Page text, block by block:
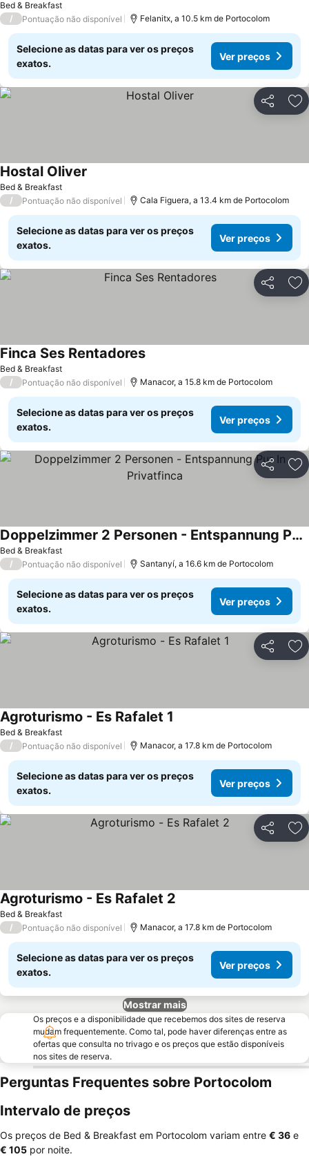
Bed & Breakfast
/ Pontuação não disponível Felanitx, a 10.5 km de Portocolom
Selecione as datas para ver os preços
exatos.
Ver preços
Partilhar
Bed & Breakfast
Hostal Oliver
/ Pontuação não disponível Cala Figuera, a 13.4 km de Portocolom
Selecione as datas para ver os preços
exatos.
Ver preços
Partilhar
Bed & Breakfast
Finca Ses RentadoresVer preços
/ Pontuação não disponível Manacor, a 15.8 km de Portocolom
Selecione as datas para ver os preços
exatos.
Ver preços
Partilhar
Bed & Breakfast
Doppelzimmer 2 Personen - Entspannung Pur In Privatfinca
Ver preços
/ Pontuação não disponível Santanyí, a 16.6 km de Portocolom
Selecione as datas para ver os preços
exatos.
Ver preços
Partilhar
Bed & Breakfast
Agroturismo - Es Rafalet 1
/ Pontuação não disponível Manacor, a 17.8 km de Portocolom
Selecione as datas para ver os preços
exatos.
Ver preços
Partilhar
Bed & Breakfast
Agroturismo - Es Rafalet 2
/ Pontuação não disponível Manacor, a 17.8 km de Portocolom
Selecione as datas para ver os preços
exatos.
Ver preços
Mostrar mais
Os preços e a disponibilidade que recebemos dos sites de reserva
mudam frequentemente. Como tal, pode haver diferenças entre as
ofertas que consulta no trivago e os preços que estão disponíveis
nos sites de reserva.
Perguntas Frequentes sobre Portocolom
Intervalo de preços
Os preços de Bed & Breakfast em Portocolom variam entre ‎€ 36 e
‎€ 105 por noite.